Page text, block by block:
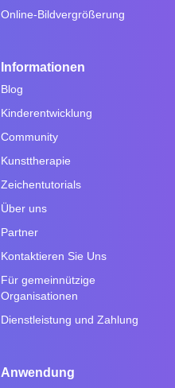
Online-Bildvergrößerung
Informationen
Blog
Kinderentwicklung
Community
Kunsttherapie
Zeichentutorials
Über uns
Partner
Kontaktieren Sie Uns
Für gemeinnützige
Organisationen
Dienstleistung und Zahlung
Anwendung